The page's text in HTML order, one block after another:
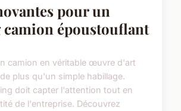
pour un
camion époustouflant
camion en véritable œuvre d'art
plus qu'un simple habillage.
doit capter l'attention tout en
de l'entreprise. Découvrez